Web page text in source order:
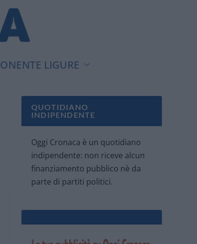
LIGURE
QUOTIDIANO
INDIPENDENTE
Oggi Cronaca è un quotidiano
indipendente: non riceve alcun
finanziamento pubblico nè da
parte di partiti politici.